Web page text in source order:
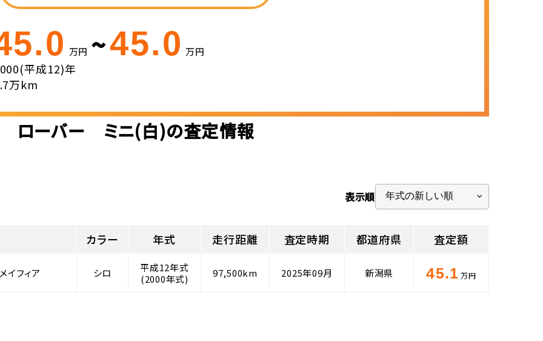
万円 ~45.0 万円
平成12)年
万km
ローバー ミニ(白)の査定情報
表示順
カラー 年式 走行距離 査定時期 都道府県 査定額
フィア シロ
平成12年式
(2000年式)
97,500km 2025年09月 新潟県 45.1 万円